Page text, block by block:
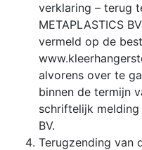
verklaring – terug
METAPLASTICS
vermeld op de
alvorens over te
binnen de termijn
schriftelijk melding
BV.
Terugzending van